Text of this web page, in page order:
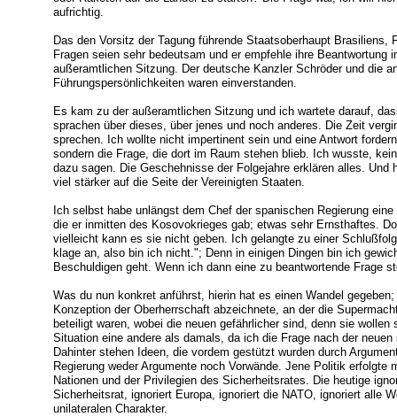
aufrichtig.
Das den Vorsitz der Tagung führende Staatsoberhaupt Brasiliens,
Fragen seien sehr bedeutsam und er empfehle ihre Beantwortung
außeramtlichen Sitzung. Der deutsche Kanzler Schröder und die
Führungspersönlichkeiten waren einverstanden.
Es kam zu der außeramtlichen Sitzung und ich wartete darauf,
sprachen über dieses, über jenes und noch anderes. Die Zeit
sprechen. Ich wollte nicht impertinent sein und eine Antwort
sondern die Frage, die dort im Raum stehen blieb. Ich wusste,
dazu sagen. Die Geschehnisse der Folgejahre erklären alles.
viel stärker auf die Seite der Vereinigten Staaten.
Ich selbst habe unlängst dem Chef der spanischen Regierung
die er inmitten des Kosovokrieges gab; etwas sehr Ernsthaftes.
vielleicht kann es sie nicht geben. Ich gelangte zu einer
klage an, also bin ich nicht."; Denn in einigen Dingen bin ich
Beschuldigen geht. Wenn ich dann eine zu beantwortende Frage
Was du nun konkret anführst, hierin hat es einen Wandel
Konzeption der Oberherrschaft abzeichnete, an der die
beteiligt waren, wobei die neuen gefährlicher sind, denn sie
Situation eine andere als damals, da ich die Frage nach der
Dahinter stehen Ideen, die vordem gestützt wurden durch
Regierung weder Argumente noch Vorwände. Jene Politik erfolgte
Nationen und der Privilegien des Sicherheitsrates. Die heutige
Sicherheitsrat, ignoriert Europa, ignoriert die NATO, ignoriert alle
unilateralen Charakter.